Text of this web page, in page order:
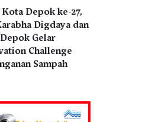
Depok ke-27,
Digdaya dan
Gelar
Challenge
Sampah